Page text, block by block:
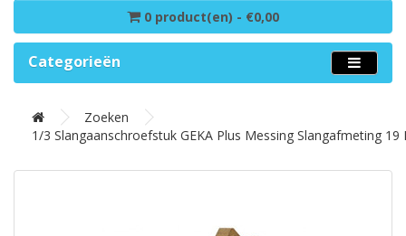
0 product(en) - €0,00
Categorieën
Zoeken
1/3 Slangaanschroefstuk GEKA Plus Messing Slangafmeting